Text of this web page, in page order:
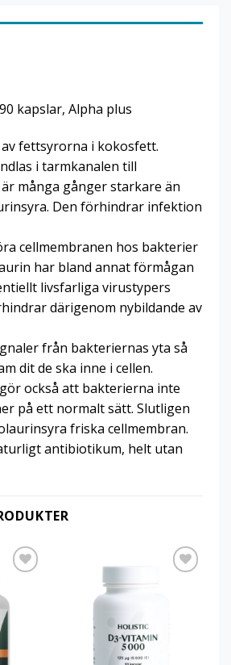
kapslar, Alpha plus
fettsyrorna i kokosfett.
i tarmkanalen till
många gånger starkare än
Den förhindrar infektion
cellmembranen hos bakterier
har bland annat förmågan
livsfarliga virustypers
därigenom nybildande av
från bakteriernas yta så
dit de ska inne i cellen.
också att bakterierna inte
på ett normalt sätt. Slutligen
friska cellmembran.
antibiotikum, helt utan
wishlist